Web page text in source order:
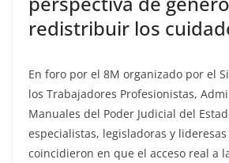
redistribuir los
En foro por el 8M organizado por el
los Trabajadores Profesionistas,
Manuales del Poder Judicial del
especialistas, legisladoras y
coincidieron en que el acceso real a